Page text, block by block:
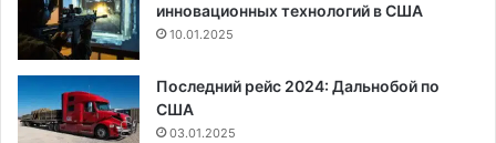
инновационных технологий в США
10.01.2025
Последний рейс 2024: Дальнобой по
США
03.01.2025